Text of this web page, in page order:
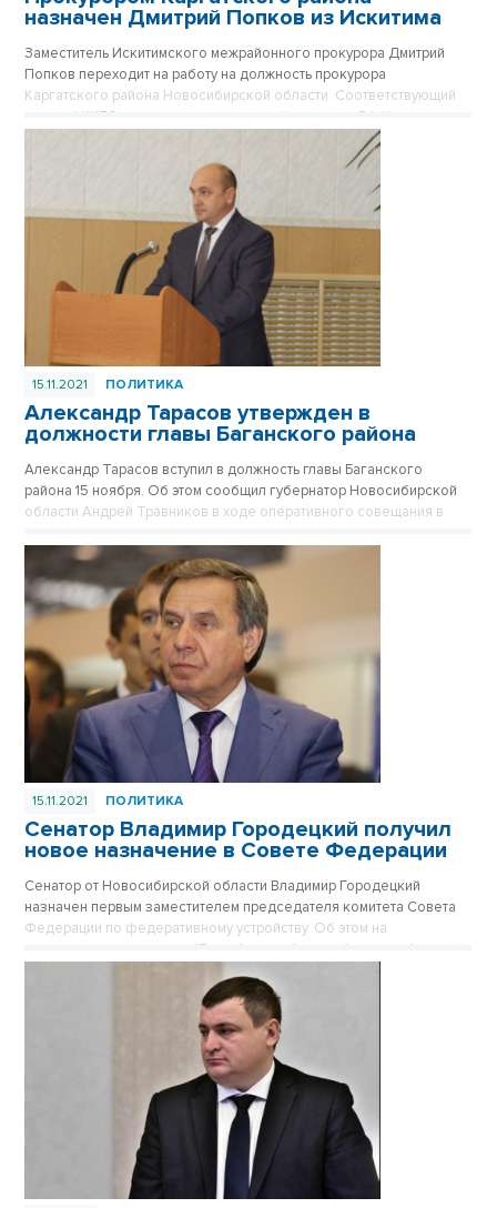
назначен Дмитрий Попков из Искитима
Заместитель Искитимского межрайонного прокурора Дмитрий
Попков переходит на работу на должность прокурора
Каргатского района Новосибирской области. Соответствующий
приказ №1170-к подписал генеральный прокурор РФ Игорь
15.11.2021 ПОЛИТИКА
Александр Тарасов утвержден в
должности главы Баганского района
Александр Тарасов вступил в должность главы Баганского
района 15 ноября. Об этом сообщил губернатор Новосибирской
области Андрей Травников в ходе оперативного совещания в
15.11.2021 ПОЛИТИКА
Сенатор Владимир Городецкий получил
новое назначение в Совете Федерации
Сенатор от Новосибирской области Владимир Городецкий
назначен первым заместителем председателя комитета Совета
Федерации по федеративному устройству. Об этом на
оперативном совещании 15 ноября сообщил губернатор Андрей